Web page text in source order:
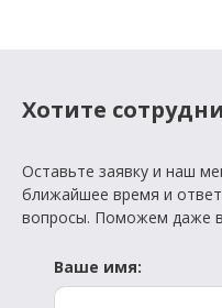
Хотите
Оставьте заявку и наш
ближайшее время и
вопросы. Поможем даже
Ваше имя: